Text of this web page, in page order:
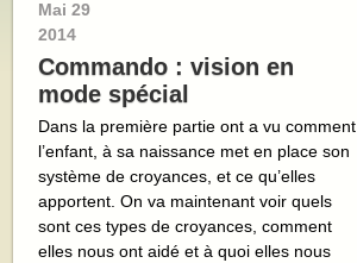
Mai 29
2014
Commando : vision en
mode spécial
Dans la première partie ont a vu comment
l’enfant, à sa naissance met en place son
système de croyances, et ce qu’elles
apportent. On va maintenant voir quels
sont ces types de croyances, comment
elles nous ont aidé et à quoi elles nous